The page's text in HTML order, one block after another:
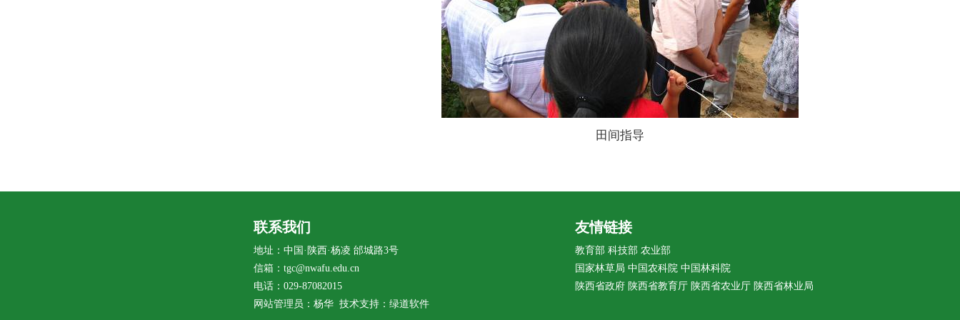
田间指导
联系我们
地址：中国·陕西·杨凌 邰城路3号
信箱：tgc@nwafu.edu.cn
电话：029-87082015
网站管理员：杨华 技术支持：绿道软件
友情链接
教育部 科技部 农业部
国家林草局 中国农科院 中国林科院
陕西省政府 陕西省教育厅 陕西省农业厅 陕西省林业局